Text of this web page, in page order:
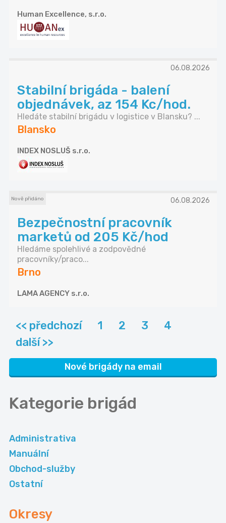
Human Excellence, s.r.o.
06.08.2026
Stabilní brigáda - balení
objednávek, az 154 Kc/hod.
Hledáte stabilní brigádu v logistice v Blansku? ...
Blansko
INDEX NOSLUŠ s.r.o.
Nově přidáno 06.08.2026
Bezpečnostní pracovník
marketů od 205 Kč/hod
Hledáme spolehlivé a zodpovědné
pracovníky/praco...
Brno
LAMA AGENCY s.r.o.
<< předchozí 1 2 3
4
další >>
Nové brigády na email
Kategorie brigád
Administrativa
Manuální
Obchod-služby
Ostatní
Okresy